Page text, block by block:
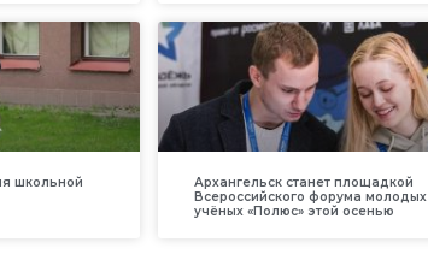
школьной
Архангельск станет площадкой
Всероссийского форума молодых
учёных «Полюс» этой осенью